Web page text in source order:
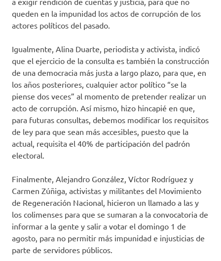
queden en la impunidad los actos de corrupción de los
actores políticos del pasado.
Igualmente, Alina Duarte, periodista y activista, indicó
que el ejercicio de la consulta es también la construcción
de una democracia más justa a largo plazo, para que, en
los años posteriores, cualquier actor político “se la
piense dos veces” al momento de pretender realizar un
acto de corrupción. Así mismo, hizo hincapié en que,
para futuras consultas, debemos modificar los requisitos
de ley para que sean más accesibles, puesto que la
actual, requisita el 40% de participación del padrón
electoral.
Finalmente, Alejandro González, Víctor Rodríguez y
Carmen Zúñiga, activistas y militantes del Movimiento
de Regeneración Nacional, hicieron un llamado a las y
los colimenses para que se sumaran a la convocatoria de
informar a la gente y salir a votar el domingo 1 de
agosto, para no permitir más impunidad e injusticias de
parte de servidores públicos.